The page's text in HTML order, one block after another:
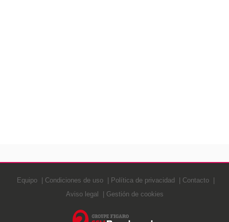
Equipo Condiciones de uso Política de privacidad
Contacto
Aviso legal
Gestión de cookies